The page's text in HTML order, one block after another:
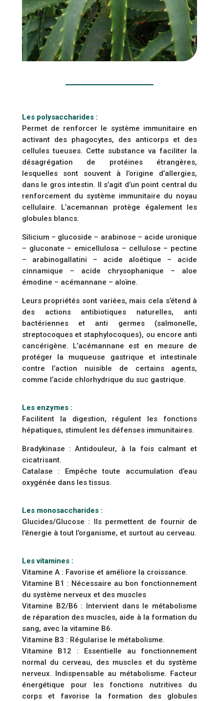
Les polysaccharides :
Permet de renforcer le système immunitaire en
activant des phagocytes, des anticorps et des
cellules tueuses. Cette substance va faciliter la
désagrégation de protéines étrangères,
lesquelles sont souvent à l’origine d’allergies,
dans le gros intestin. Il s’agit d’un point central du
renforcement du système immunitaire du noyau
cellulaire. L’acemannan protège également les
globules blancs.
Silicium – glucoside – arabinose – acide uronique
– gluconate – emicellulosa – cellulose – pectine
– arabinogallatini – acide aloétique – acide
cinnamique – acide chrysophanique – aloe
émodine – acémannane – aloïne.
Leurs propriétés sont variées, mais cela s’étend à
des actions antibiotiques naturelles, anti
bactériennes et anti germes (salmonelle,
streptocoques et staphylocoques), ou encore anti
cancérigène. L’acémannane est en mesure de
protéger la muqueuse gastrique et intestinale
contre l’action nuisible de certains agents,
comme l’acide chlorhydrique du suc gastrique.
Les enzymes :
Facilitent la digestion, régulent les fonctions
hépatiques, stimulent les défenses immunitaires.
Bradykinase : Antidouleur, à la fois calmant et
cicatrisant.
Catalase : Empêche toute accumulation d’eau
oxygénée dans les tissus.
Les monosaccharides :
Glucides/Glucose : Ils permettent de fournir de
l’énergie à tout l’organisme, et surtout au cerveau.
Les vitamines :
Vitamine A : Favorise et améliore la croissance.
Vitamine B1 : Nécessaire au bon fonctionnement
du système nerveux et des muscles
Vitamine B2/B6 : Intervient dans le métabolisme
de réparation des muscles, aide à la formation du
sang, avec la vitamine B6.
Vitamine B3 : Régularise le métabolisme.
Vitamine B12 : Essentielle au fonctionnement
normal du cerveau, des muscles et du système
nerveux. Indispensable au métabolisme. Facteur
énergétique pour les fonctions nutritives du
corps et favorise la formation des globules